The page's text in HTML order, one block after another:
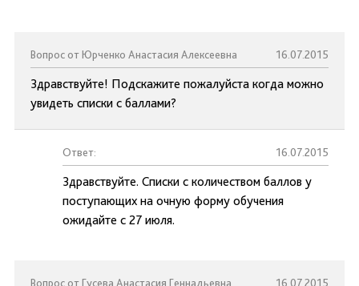
Вопрос от Юрченко Анастасия Алексеевна 16.07.2015
Здравствуйте! Подскажите пожалуйста когда можно
увидеть списки с баллами?
Ответ: 16.07.2015
Здравствуйте. Списки с количеством баллов у
поступающих на очную форму обучения
ожидайте с 27 июля.
Вопрос от Гусева Анастасия Геннадьевна 16.07.2015